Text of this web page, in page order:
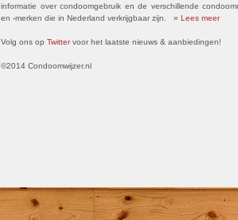
informatie over condoomgebruik en de verschillende
en -merken die in Nederland verkrijgbaar zijn. » Lees meer
Volg ons op Twittervoor het laatste nieuws & aanbiedingen!
©2014 Condoomwijzer.nl